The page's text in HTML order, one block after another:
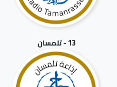
13 - تلمسان